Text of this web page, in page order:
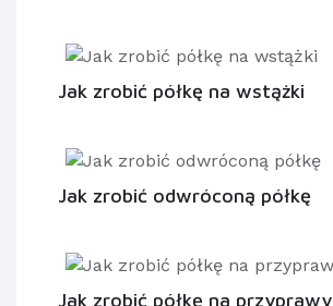
Jak zrobić półkę na wstążki
Jak zrobić odwróconą półkę
Jak zrobić półkę na przyprawy